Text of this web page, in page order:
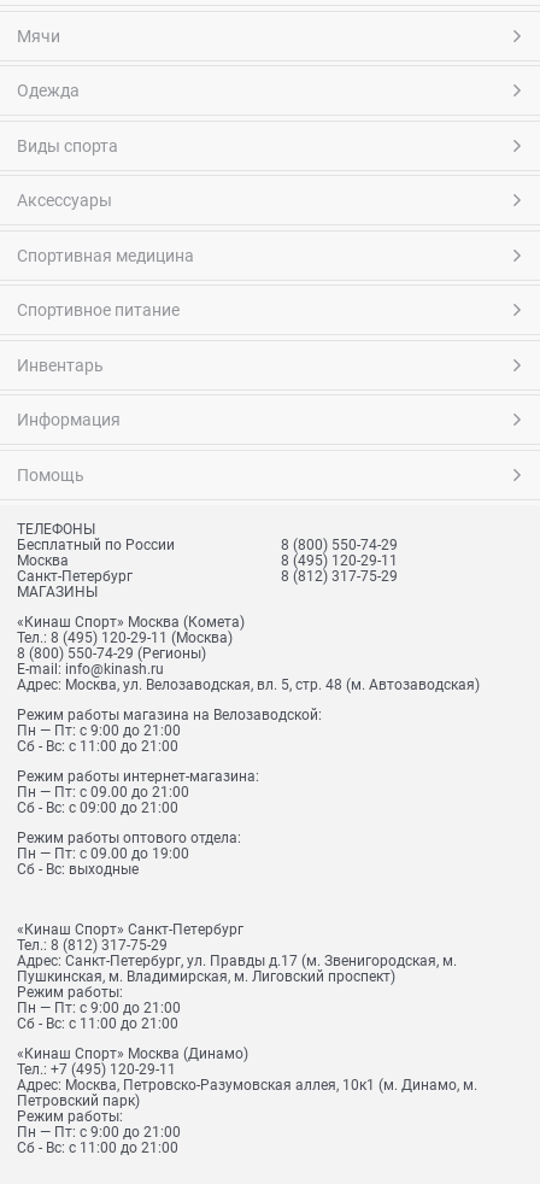
Мячи
Одежда
Виды спорта
Аксессуары
Спортивная медицина
Спортивное питание
Инвентарь
Информация
Помощь
ТЕЛЕФОНЫ
Бесплатный по России
8 (800) 550-74-29
Москва
8 (495) 120-29-11
Санкт-Петербург
8 (812) 317-75-29
МАГАЗИНЫ
«Кинаш Спорт» Москва (Комета)
Тел.: 8 (495) 120-29-11 (Москва)
8 (800) 550-74-29 (Регионы)
E-mail: info@kinash.ru
Адрес: Москва, ул. Велозаводская, вл. 5, стр. 48 (м. Автозаводская)
Режим работы магазина на Велозаводской:
Пн — Пт: с 9:00 до 21:00
Сб - Вс: с 11:00 до 21:00
Режим работы интернет-магазина:
Пн — Пт: с 09.00 до 21:00
Сб - Вс: с 09:00 до 21:00
Режим работы оптового отдела:
Пн — Пт: с 09.00 до 19:00
Сб - Вс: выходные
«Кинаш Спорт» Санкт-Петербург
Тел.: 8 (812) 317-75-29
Адрес: Санкт-Петербург, ул. Правды д.17 (м. Звенигородская, м.
Пушкинская, м. Владимирская, м. Лиговский проспект)
Режим работы:
Пн — Пт: с 9:00 до 21:00
Сб - Вс: с 11:00 до 21:00
«Кинаш Спорт» Москва (Динамо)
Тел.: +7 (495) 120-29-11
Адрес: Москва, Петровско-Разумовская аллея, 10к1 (м. Динамо, м.
Петровский парк)
Режим работы:
Пн — Пт: с 9:00 до 21:00
Сб - Вс: с 11:00 до 21:00